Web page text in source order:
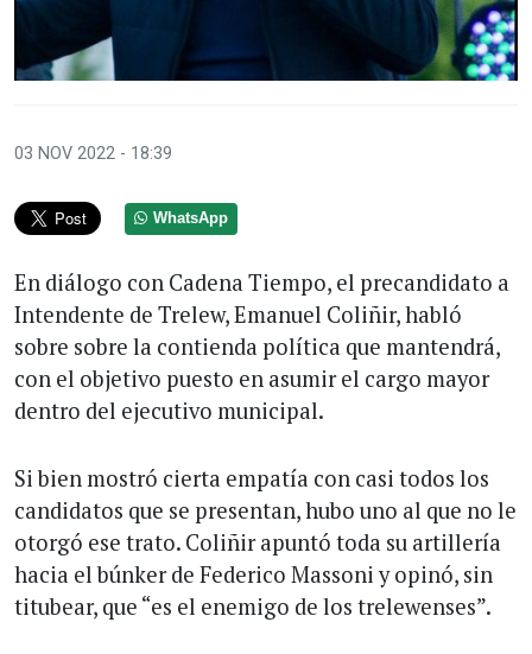
03 NOV 2022 - 18:39
WhatsApp
En diálogo con Cadena Tiempo, el precandidato a
Intendente de Trelew, Emanuel Coliñir, habló
sobre sobre la contienda política que mantendrá,
con el objetivo puesto en asumir el cargo mayor
dentro del ejecutivo municipal.
Si bien mostró cierta empatía con casi todos los
candidatos que se presentan, hubo uno al que no le
otorgó ese trato. Coliñir apuntó toda su artillería
hacia el búnker de Federico Massoni y opinó, sin
titubear, que “es el enemigo de los trelewenses”.